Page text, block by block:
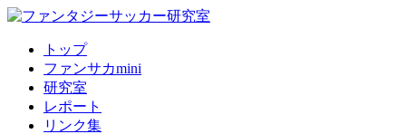
トップ
ファンサカmini
研究室
レポート
リンク集